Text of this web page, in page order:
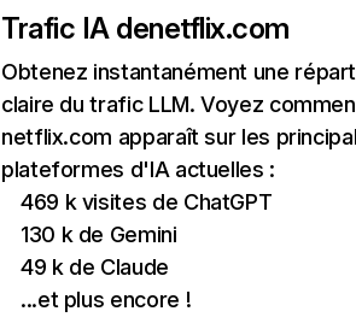
Trafic IA denetflix.com
Obtenez instantanément une
claire du trafic LLM. Voyez
netflix.com apparaît sur les
plateformes d'IA actuelles :
469 k visites de ChatGPT
130 k de Gemini
49 k de Claude
...et plus encore !